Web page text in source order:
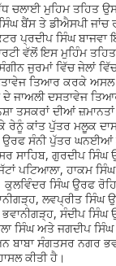
ਚਲਾਈ ਮੁਹਿਮ ਤਹਿਤ ਉਸ
ਬੈਂਸ ਤੇ ਡੀਐਸਪੀ ਜਾਂਚ
ਪ੍ਰਦੀਪ ਸਿੰਘ
ਵੱਲੋਂ ਇਸ ਮੁਹਿੰਮ
ਜੁਰਮਾਂ ਵਿੱਚ ਜੇਲਾਂ
ਤਿਆਰ ਕਰਕੇ
ਦੇ ਜਾਅਲੀ ਦਸਤਾਵੇਜ
ਤਸਕਰਾਂ ਦੀਆਂ
ਰੇਨੂੰ ਕਾਂਤ ਪੁੱਤਰ ਮਲੂਕ
ਸੰਨੀ ਪੁੱਤਰ ਘਨਈਆਂ
ਸਾਹਿਬ, ਗੁਰਦੀਪ
ਪਟਿਆਲਾ, ਹਾਕਮ
ਕੁਲਵਿੰਦਰ ਸਿੰਘ ਉਰਫ
ਲਵਪ੍ਰੀਤ
ਭਵਾਨੀਗੜ੍ਹ, ਸੰਦੀਪ
ਸਿੰਘ ਅਤੇ ਜਗਦੀਪ
ਬਾਬਾ ਸੰਗਤਸਰ ਨਗਰ
ਕੀਤੀ ਹੈ।